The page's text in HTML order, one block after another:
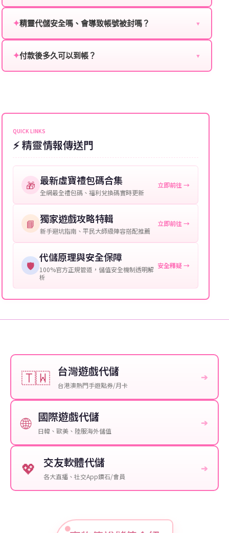
角色名稱：您遊戲中的角色名稱。
等級：角色的當前等級。
提供這些信息能幫助我們更快地處理您的代儲需求，確
保您盡享遊戲樂趣！
贈送、大額儲值優惠及節日限定活動，儲值最低6折
✦精靈代儲安全嗎、會導致帳號被封嗎？ ▼
單，不使用外掛程式、非法點數或異常儲值管道。您獲
✦付款後多久可以到帳？ ▼
可直接聯絡客服查詢訂單進度。
QUICK LINKS
⚡ 精靈情報傳送門
🎁 最新虛寶禮包碼合集
全網最全禮包碼、福利兌換碼實時更新
立即前往 →
📘 獨家遊戲攻略特輯
新手避坑指南、平民大師級陣容搭配推薦
立即前往 →
🛡️
代儲原理與安全保障
100%官方正規管道，儲值安全機制透明解
析
安全釋疑 →
🇹🇼 台灣遊戲代儲
台港澳熱門手遊點券/月卡
➔
🌐 國際遊戲代儲
日韓、歐美、陸服海外儲值
➔
💖 交友軟體代儲
各大直播、社交App鑽石/會員
➔